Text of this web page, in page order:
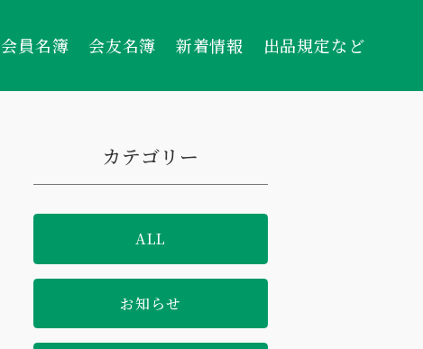
会員名簿 会友名簿 新着情報 出品規定など
カテゴリー
ALL
お知らせ